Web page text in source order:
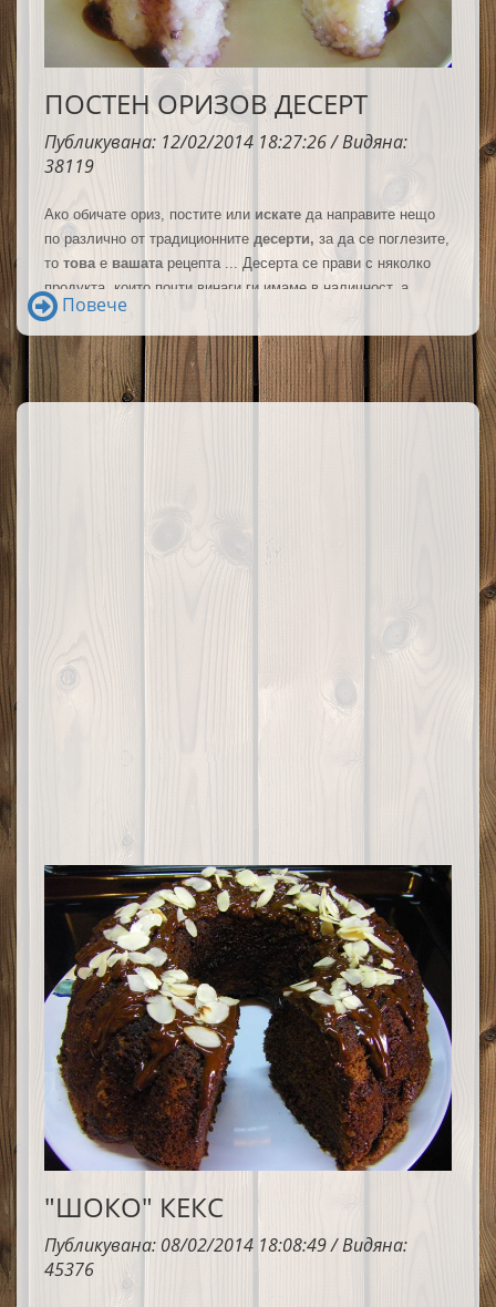
ПОСТЕН ОРИЗОВ ДЕСЕРТ
Публикувана: 12/02/2014 18:27:26 / Видяна:
38119
Ако обичате ориз, постите или искате да направите нещо
по различно от традиционните десерти, за да се поглезите,
то това е вашата рецепта ... Десерта се прави с няколко
продукта, които почти винаги ги имаме в наличност, а
направата му е лесна като детска игра.
Повече
"ШОКО" КЕКС
Публикувана: 08/02/2014 18:08:49 / Видяна:
45376